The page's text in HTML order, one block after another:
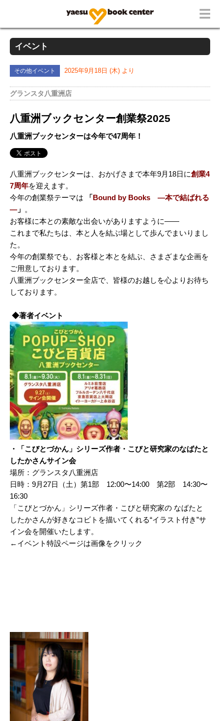
イベント
その他イベント 2025年9月18日 (木) より
グランスタ八重洲店
八重洲ブックセンター創業祭2025
八重洲ブックセンターは今年で47周年！
八重洲ブックセンターは、おかげさまで本年9月18日に創業4
7周年を迎えます。
今年の創業祭テーマは
「Bound by Books ―本で結ばれる
― 」 。
お客様に本との素敵な出会いがありますように——
これまで私たちは、本と人を結ぶ場として歩んでまいりまし
た。
今年の創業祭でも、お客様と本とを結ぶ、さまざまな企画を
ご用意しております。
八重洲ブックセンター全店で、皆様のお越しを心よりお待ち
しております。
◆著者イベント
・「こびとづかん」シリーズ作者・こびと研究家のなばたと
したかさんサイン会
場所：グランスタ八重洲店
日時：9月27日（土）第1部 12:00〜14:00 第2部 14:30〜
16:30
「こびとづかん」シリーズ作者・こびと研究家の なばたと
したかさんが好きなコビトを描いてくれる“イラスト付き”サ
イン会を開催いたします。
←イベント特設ページは画像をクリック